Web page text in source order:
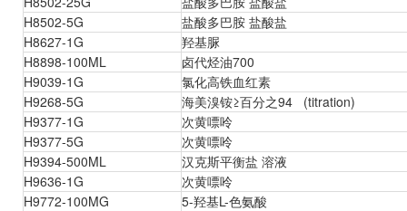
H8502-5G
盐酸多巴胺 盐酸盐
H8627-1G
羟基脲
H8898-100ML
卤代烃油700
H9039-1G
氯化高铁血红素
H9268-5G
海美溴铵≥百分之94 (titration)
H9377-1G
次黄嘌呤
H9377-5G
次黄嘌呤
H9394-500ML
汉克斯平衡盐 溶液
H9636-1G
次黄嘌呤
H9772-100MG
5-羟基L-色氨酸